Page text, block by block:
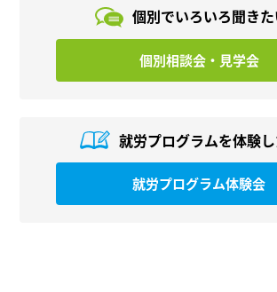
個別でいろいろ聞き
個別相談会・見学会
就労プログラムを体験
就労プログラム体験会